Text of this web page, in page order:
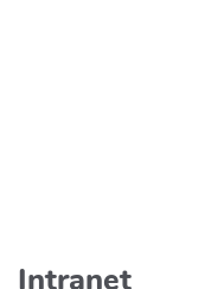
Aller au contenu
Intranet